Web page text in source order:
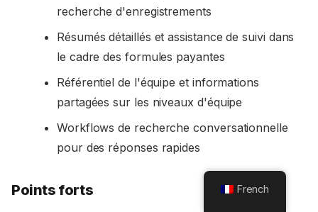
recherche d'enregistrements
Résumés détaillés et assistance de suivi dans
le cadre des formules payantes
Référentiel de l'équipe et informations
partagées sur les niveaux d'équipe
Workflows de recherche conversationnelle
pour des réponses rapides
Points forts French